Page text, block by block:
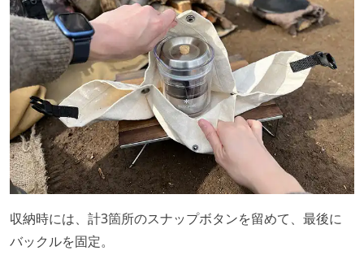
収納時には、計3箇所のスナップボタンを留めて、最後に
バックルを固定。